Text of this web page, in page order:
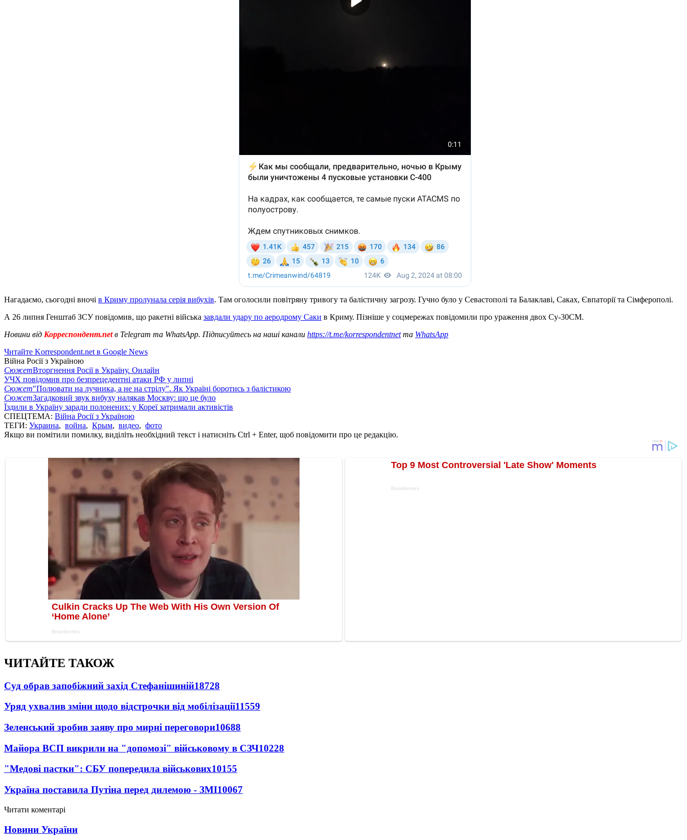
Нагадаємо, сьогодні вночі в Криму пролунала серія вибухів. Там оголосили повітряну тривогу та балістичну загрозу. Гучно було у Севастополі та Балаклаві, Саках, Євпаторії та Сімферополі.
А 26 липня Генштаб ЗСУ повідомив, що ракетні війська завдали удару по аеродрому Саки в Криму. Пізніше у соцмережах повідомили про ураження двох Су-30СМ.
Новини від Корреспондент.netв Telegram та WhatsApp. Підписуйтесь на наші канали https://t.me/korrespondentnetта WhatsApp
Читайте Korrespondent.net в Google News
Війна Росії з Україною
СюжетВторгнення Росії в Україну. Онлайн
УЧХ повідомив про безпрецедентні атаки РФ у липні
Сюжет"Полювати на лучника, а не на стрілу". Як Україні боротись з балістикою
СюжетЗагадковий звук вибуху налякав Москву: що це було
Їздили в Україну заради полонених: у Кореї затримали активістів
СПЕЦТЕМА: Війна Росії з Україною
ТЕГИ: Украина, война, Крым, видео, фото
Якщо ви помітили помилку, виділіть необхідний текст і натисніть Ctrl + Enter, щоб повідомити про це редакцію.
ЧИТАЙТЕ ТАКОЖ
Суд обрав запобіжний захід Стефанішиній18728
Уряд ухвалив зміни щодо відстрочки від мобілізації11559
Зеленський зробив заяву про мирні переговори10688
Майора ВСП викрили на "допомозі" військовому в СЗЧ10228
"Медові пастки": СБУ попередила військових10155
Україна поставила Путіна перед дилемою - ЗМІ10067
Читати коментарі
Новини України